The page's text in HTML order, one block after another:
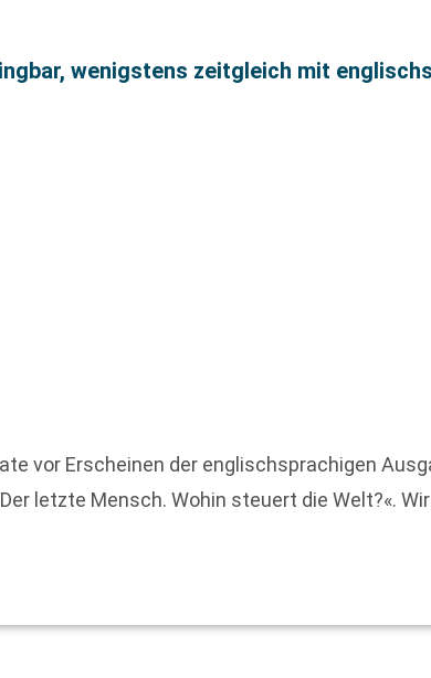
wenigstens zeitgleich mit
vor Erscheinen der englischsprachigen
letzte Mensch. Wohin steuert die Welt?«.